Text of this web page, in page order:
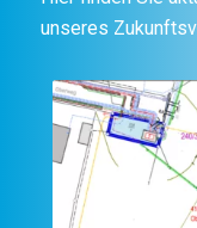
unseres